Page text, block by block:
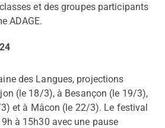
et des groupes participants
ADAGE.
des Langues, projections
(le 18/3), à Besançon (le 19/3),
et à Mâcon (le 22/3). Le festival
à 15h30 avec une pause